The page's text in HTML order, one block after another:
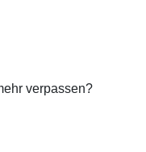
verpassen?